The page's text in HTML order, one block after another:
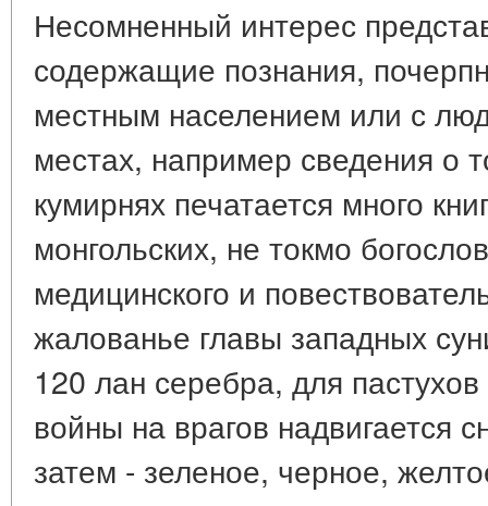
Несомненный интерес
содержащие познания,
местным населением или с
местах, например сведения о
кумирнях печатается много
монгольских, не токмо
медицинского и
жалованье главы западных
120 лан серебра, для
войны на врагов надвигается
затем - зеленое, черное,